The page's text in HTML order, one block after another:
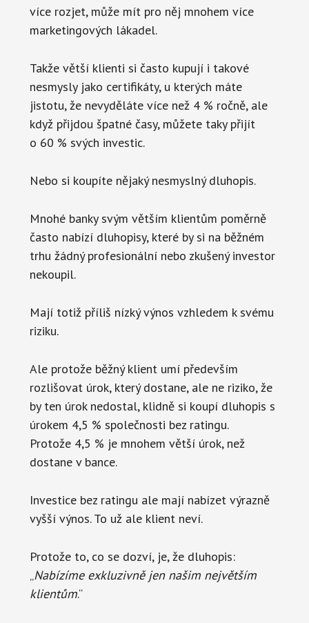
více rozjet, může mít pro něj mnohem více
marketingových lákadel.
Takže větší klienti si často kupují i takové
nesmysly jako certifikáty, u kterých máte
jistotu, že nevyděláte více než 4 % ročně, ale
když přijdou špatné časy, můžete taky přijít
o 60 % svých investic.
Nebo si koupíte nějaký nesmyslný dluhopis.
Mnohé banky svým větším klientům poměrně
často nabízí dluhopisy, které by si na běžném
trhu žádný profesionální nebo zkušený investor
nekoupil.
Mají totiž příliš nízký výnos vzhledem k svému
riziku.
Ale protože běžný klient umí především
rozlišovat úrok, který dostane, ale ne riziko, že
by ten úrok nedostal, klidně si koupí dluhopis s
úrokem 4,5 % společnosti bez ratingu.
Protože 4,5 % je mnohem větší úrok, než
dostane v bance.
Investice bez ratingu ale mají nabízet výrazně
vyšší výnos. To už ale klient neví.
Protože to, co se dozví, je, že dluhopis:
„Nabízíme exkluzivně jen našim největším
klientům.“